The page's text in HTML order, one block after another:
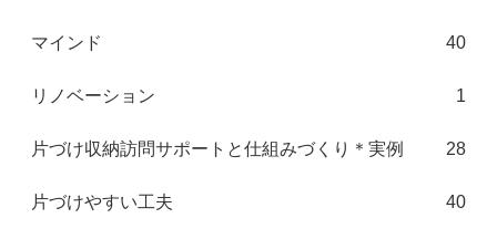
マインド 40
リノベーション 1
片づけ収納訪問サポートと仕組みづくり＊実例 28
片づけやすい工夫 40